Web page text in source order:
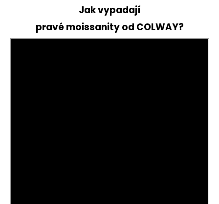
Jak vypadají
pravé moissanity od COLWAY?